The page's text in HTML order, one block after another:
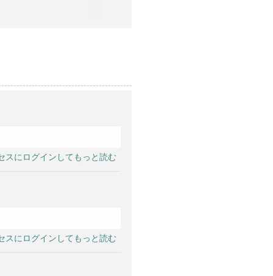
スにログインしてもっと読む
スにログインしてもっと読む